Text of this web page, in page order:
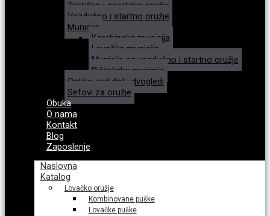
Taktičko i sportsko oružje
Vazdušno i startno oružje
Municija
Karabinska municija
Lovačka municija
Municija za vazdušno i startno oružje
Pištoljska municija
Optike, red dot i dvogledi
Sefovi za oružje
Obuka
O nama
Kontakt
Blog
Zaposlenje
Naslovna
Katalog
Lovačko oružje
Kombinovane puške
Lovačke puške